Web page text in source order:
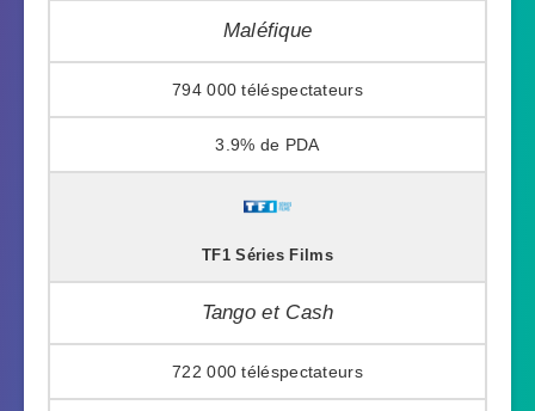
Maléfique
794 000
3.9%
TF1 Séries Films
Tango et Cash
722 000